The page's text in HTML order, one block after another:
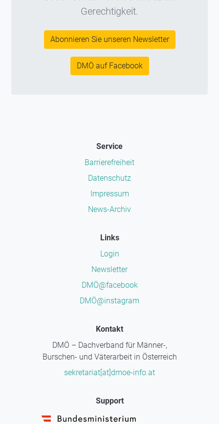
Gerechtigkeit.
Abonnieren Sie unseren Newsletter
DMÖ auf Facebook
Service
Barrierefreiheit
Datenschutz
Impressum
News-Archiv
Links
Login
Newsletter
DMÖ@facebook
DMÖ@instagram
Kontakt
DMÖ – Dachverband für Männer-,
Burschen- und Väterarbeit in Österreich
sekretariat[at]dmoe-info.at
Support